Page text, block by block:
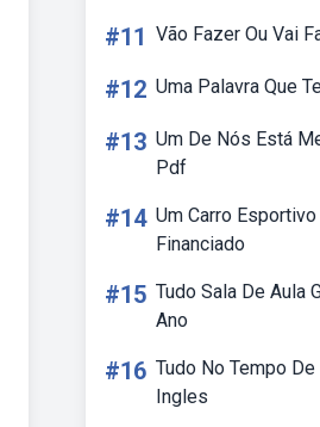
#11 Vão Fazer Ou Vai
#12 Uma Palavra Que
#13 Um De Nós Está
Pdf
#14 Um Carro
Financiado
#15 Tudo Sala De Aula
Ano
#16 Tudo No Tempo
Ingles